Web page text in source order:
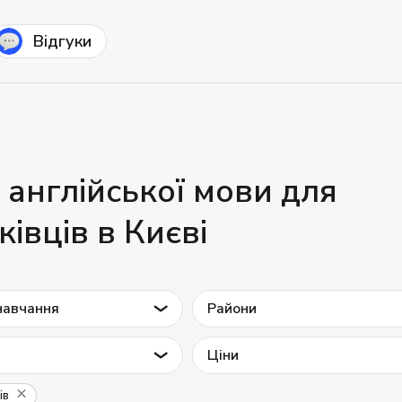
Відгуки
мови для
в Києві
Райони
Ціни